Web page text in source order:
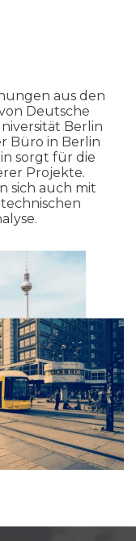
aus den
Deutsche
Berlin
Büro in Berlin
sorgt für die
Projekte.
sich auch mit